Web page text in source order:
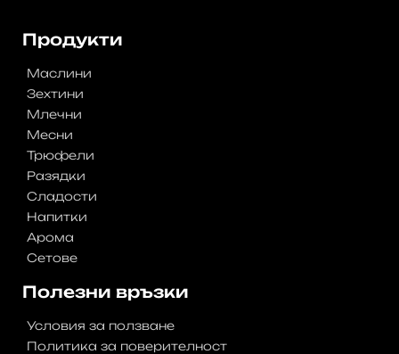
Продукти
Маслини
Зехтини
Млечни
Месни
Трюфели
Разядки
Сладости
Напитки
Арома
Сетове
Полезни връзки
Условия за ползване
Политика за поверителност